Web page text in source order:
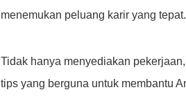
menemukan peluang karir yang tepat.
Tidak hanya menyediakan
tips yang berguna untuk membantu